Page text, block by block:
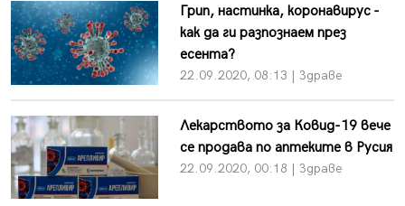
Грип, настинка, коронавирус -
как да ги разпознаем през
есента?
22.09.2020, 08:13 | Здраве
Лекарството за Ковид-19 вече
се продава по аптеките в Русия
22.09.2020, 00:18 | Здраве